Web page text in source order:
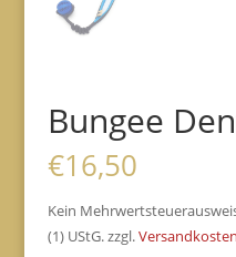
Bungee
€16,50
Kein
(1) UStG. zzgl.Versandkosten